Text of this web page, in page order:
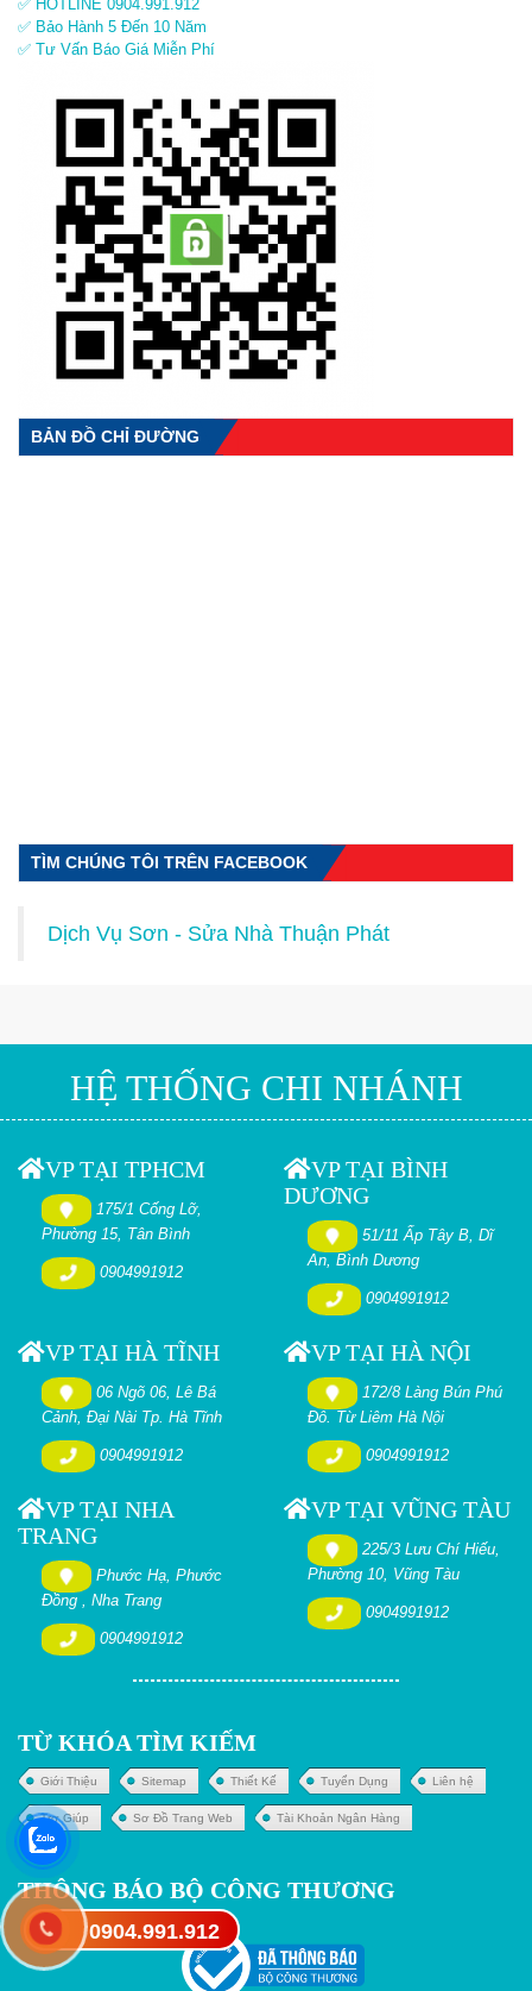
✅ HOTLINE 0904.991.912
✅ Bảo Hành 5 Đến 10 Năm
✅ Tư Vấn Báo Giá Miễn Phí
BẢN ĐỒ CHỈ ĐƯỜNG
TÌM CHÚNG TÔI TRÊN FACEBOOK
Dịch Vụ Sơn - Sửa Nhà Thuận Phát
HỆ THỐNG CHI NHÁNH
VP TẠI TPHCM
175/1 Cống Lỡ,
Phường 15, Tân Bình
0904991912
VP TẠI BÌNH
DƯƠNG
51/11 Ấp Tây B, Dĩ
An, Bình Dương
0904991912
VP TẠI HÀ TĨNH
06 Ngõ 06, Lê Bá
Cảnh, Đại Nài Tp. Hà Tĩnh
0904991912
VP TẠI HÀ NỘI
172/8 Làng Bún Phú
Đô. Từ Liêm Hà Nội
0904991912
VP TẠI NHA
TRANG
Phước Hạ, Phước
Đồng , Nha Trang
0904991912
VP TẠI VŨNG TÀU
225/3 Lưu Chí Hiếu,
Phường 10, Vũng Tàu
0904991912
TỪ KHÓA TÌM KIẾM
Giới Thiệu Sitemap Thiết Kế Tuyển Dụng Liên hệ
Trợ Giúp Sơ Đồ Trang Web Tài Khoản Ngân Hàng
THÔNG BÁO BỘ CÔNG THƯƠNG
0904.991.912